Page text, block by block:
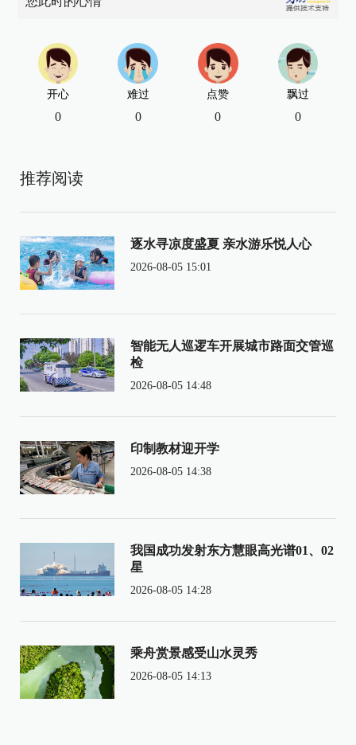
开心
0
难过
0
点赞
0
飘过
0
推荐阅读
逐水寻凉度盛夏 亲水游乐悦人心
2026-08-05 15:01
智能无人巡逻车开展城市路面交管巡
检
2026-08-05 14:48
印制教材迎开学
2026-08-05 14:38
我国成功发射东方慧眼高光谱01、02
星
2026-08-05 14:28
乘舟赏景感受山水灵秀
2026-08-05 14:13